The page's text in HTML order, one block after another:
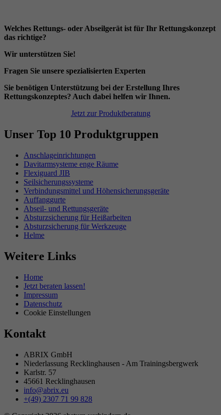
Welches Rettungs- oder Abseilgerät ist für Ihr Rettungskonzept
das richtige?
Wir unterstützen Sie!
Fragen Sie unsere spezialisierten Experten
Sie benötigen Unterstützung bei der Erstellung Ihres
Rettungskonzeptes? Auch dabei helfen wir Ihnen.
Jetzt zur Produktberatung
Unser Top 10 Produktgruppen
Anschlageinrichtungen
Davitarmsysteme enge Räume
Flexiguard JIB
Seilsicherungssysteme
Verbindungsmittel und Höhensicherungsgeräte
Auffanggurte
Abseil- und Rettungsgeräte
Absturzsicherung für Heißarbeiten
Absturzsicherung für Werkzeuge
Helme
Weitere Links
Home
Jetzt beraten lassen!
Impressum
Datenschutz
Cookie Einstellungen
Kontakt
ABRIX GmbH
Niederlassung Recklinghausen - Am Trainingsbergwerk
Karlstr. 57
45661 Recklinghausen
info@abrix.eu
+(49) 2307 71 99 828